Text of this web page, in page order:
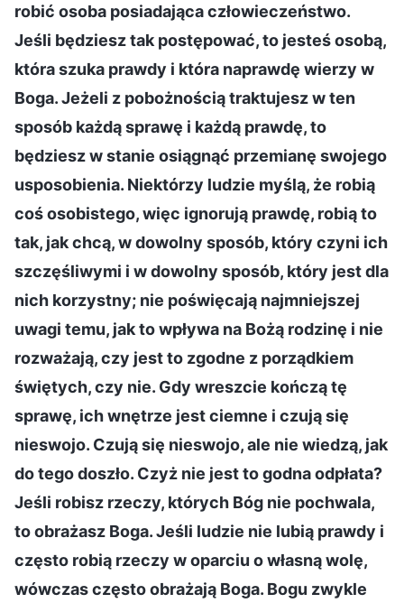
robić osoba posiadająca człowieczeństwo.
Jeśli będziesz tak postępować, to jesteś osobą,
która szuka prawdy i która naprawdę wierzy w
Boga. Jeżeli z pobożnością traktujesz w ten
sposób każdą sprawę i każdą prawdę, to
będziesz w stanie osiągnąć przemianę swojego
usposobienia. Niektórzy ludzie myślą, że robią
coś osobistego, więc ignorują prawdę, robią to
tak, jak chcą, w dowolny sposób, który czyni ich
szczęśliwymi i w dowolny sposób, który jest dla
nich korzystny; nie poświęcają najmniejszej
uwagi temu, jak to wpływa na Bożą rodzinę i nie
rozważają, czy jest to zgodne z porządkiem
świętych, czy nie. Gdy wreszcie kończą tę
sprawę, ich wnętrze jest ciemne i czują się
nieswojo. Czują się nieswojo, ale nie wiedzą, jak
do tego doszło. Czyż nie jest to godna odpłata?
Jeśli robisz rzeczy, których Bóg nie pochwala,
to obrażasz Boga. Jeśli ludzie nie lubią prawdy i
często robią rzeczy w oparciu o własną wolę,
wówczas często obrażają Boga. Bogu zwykle